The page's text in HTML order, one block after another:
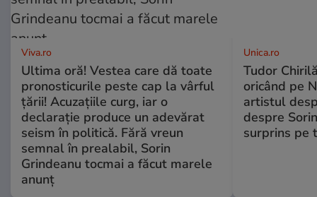
Viva.ro
Ultima oră! Vestea care dă toate
pronosticurile peste cap la vârful
țării! Acuzațiile curg, iar o
declarație produce un adevărat
seism în politică. Fără vreun
semnal în prealabil, Sorin
Grindeanu tocmai a făcut marele
anunț
Unica.ro
Tudor
oricând pe
artistul
despre
surprins pe